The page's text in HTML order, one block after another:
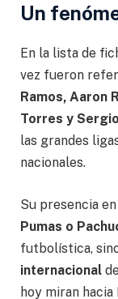
Un
En la lista de
vez fueron
Ramos, Aaron
Torres y
las grandes
nacionales.
Su presencia
Pumas o
futbolística,
internacional
hoy miran